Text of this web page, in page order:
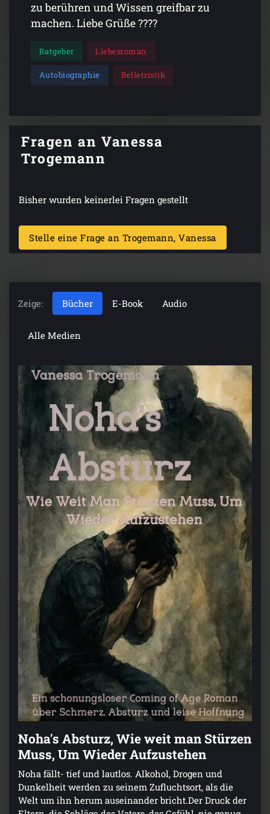
zu berühren und Wissen greifbar zu
machen. Liebe Grüße ????
Ratgeber Liebesroman
Autobiographie Belletristik
Fragen an Vanessa
Trogemann
Bisher wurden keinerlei Fragen gestellt
Stelle eine Frage an Trogemann, Vanessa
Zeige: Bücher E-Book Audio
Alle Medien
Noha's Absturz, Wie weit man Stürzen
Muss, Um Wieder Aufzustehen
Noha fällt- tief und lautlos. Alkohol, Drogen und
Dunkelheit werden zu seinem Zufluchtsort, als die
Welt um ihn herum auseinander bricht.Der Druck der